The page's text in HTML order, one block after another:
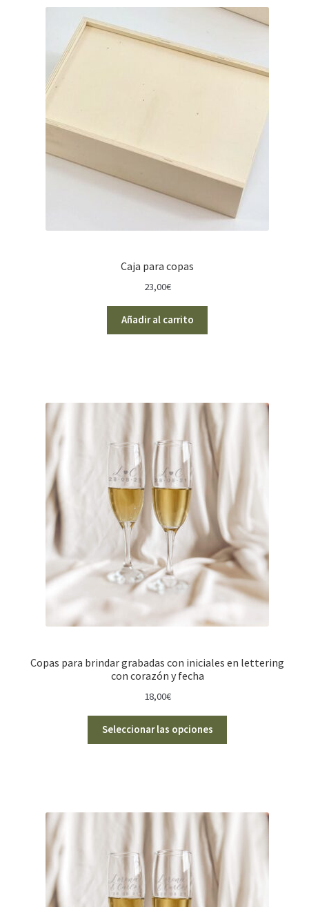
Caja para copas
23,00€
Añadir al carrito
Copas para brindar grabadas con iniciales en lettering
con corazón y fecha
18,00€
Seleccionar las opciones